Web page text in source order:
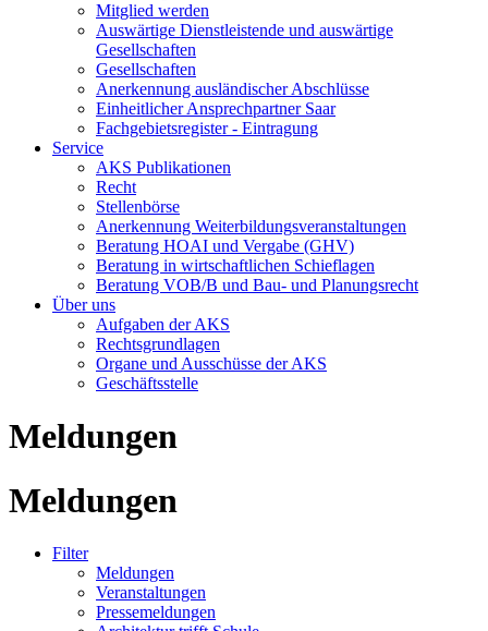
Mitglied werden
Auswärtige Dienstleistende und auswärtige
Gesellschaften
Gesellschaften
Anerkennung ausländischer Abschlüsse
Einheitlicher Ansprechpartner Saar
Fachgebietsregister - Eintragung
Service
AKS Publikationen
Recht
Stellenbörse
Anerkennung Weiterbildungsveranstaltungen
Beratung HOAI und Vergabe (GHV)
Beratung in wirtschaftlichen Schieflagen
Beratung VOB/B und Bau- und Planungsrecht
Über uns
Aufgaben der AKS
Rechtsgrundlagen
Organe und Ausschüsse der AKS
Geschäftsstelle
Meldungen
Meldungen
Filter
Meldungen
Veranstaltungen
Pressemeldungen